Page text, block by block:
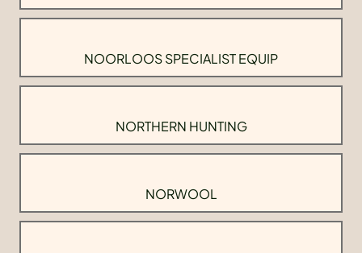
NOORLOOS SPECIALIST EQUIP
NORTHERN HUNTING
NORWOOL